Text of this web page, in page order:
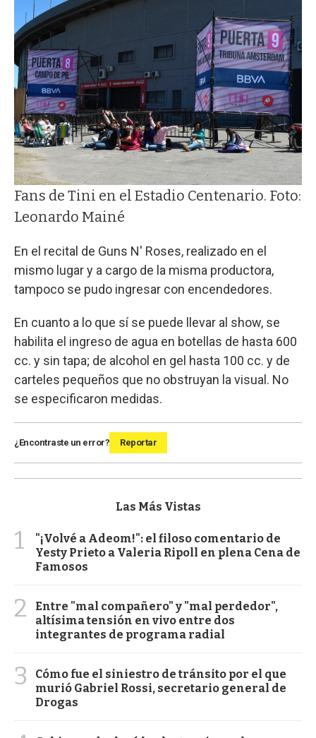
Fans de Tini en el Estadio Centenario. Foto:
Leonardo Mainé
En el recital de Guns N' Roses, realizado en el
mismo lugar y a cargo de la misma productora,
tampoco se pudo ingresar con encendedores.
En cuanto a lo que sí se puede llevar al show, se
habilita el ingreso de agua en botellas de hasta 600
cc. y sin tapa; de alcohol en gel hasta 100 cc. y de
carteles pequeños que no obstruyan la visual. No
se especificaron medidas.
¿Encontraste un error? Reportar
Las Más Vistas
1
"¡Volvé a Adeom!": el filoso comentario de
Yesty Prieto a Valeria Ripoll en plena Cena de
Famosos
2
Entre "mal compañero" y "mal perdedor",
altísima tensión en vivo entre dos
integrantes de programa radial
3
Cómo fue el siniestro de tránsito por el que
murió Gabriel Rossi, secretario general de
Drogas